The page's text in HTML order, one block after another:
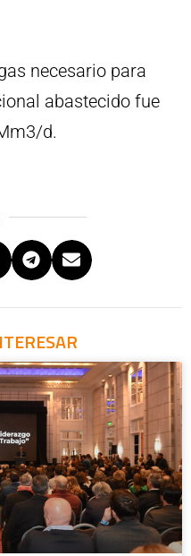
necesario para
abastecido fue
d.